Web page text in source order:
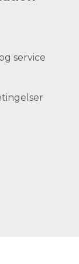
på anteriore
af brud på
service